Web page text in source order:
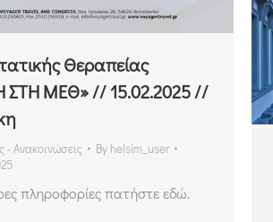
Θεραπείας
ΣΤΗ ΜΕΘ» // 15.02.2025 //
- Ανακοινώσεις By helsim_user
πληροφορίες πατήστε εδώ.